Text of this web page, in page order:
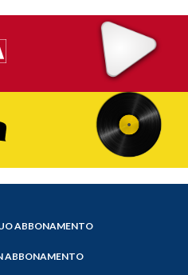
ABBONAMENTO
ABBONAMENTO